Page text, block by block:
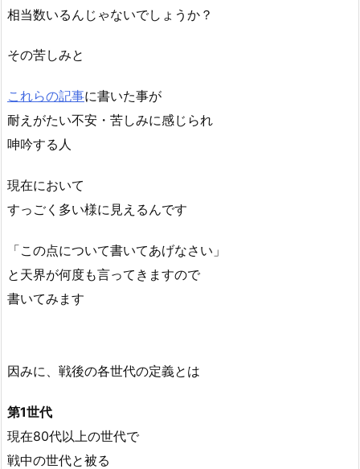
相当数いるんじゃないでしょうか？
その苦しみと
これらの記事に書いた事が
耐えがたい不安・苦しみに感じられ
呻吟する人
現在において
すっごく多い様に見えるんです
「この点について書いてあげなさい」
と天界が何度も言ってきますので
書いてみます
因みに、戦後の各世代の定義とは
第1世代
現在80代以上の世代で
戦中の世代と被る